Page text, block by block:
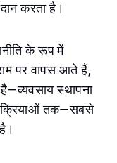
करता है।
के रूप में
पर वापस आते हैं,
स्थापना
तक—सबसे